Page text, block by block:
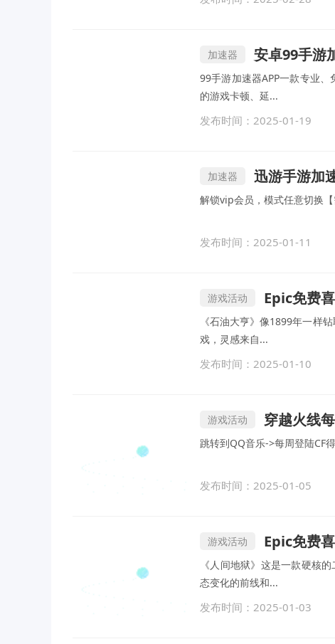
加速器 安卓99手游
99手游加速器APP一款专业
的游戏卡顿、延...
发布时间：2025-01-19
加速器 迅游手游加
发布时间：2025-01-11
游戏活动 Epic免费
《石油大亨》像1899年一样
戏，灵感来自...
发布时间：2025-01-10
游戏活动 穿越火线
跳转到QQ音乐->每周登陆
发布时间：2025-01-05
游戏活动 Epic免费
《人间地狱》这是一款硬核
态变化的前线和...
发布时间：2025-01-03